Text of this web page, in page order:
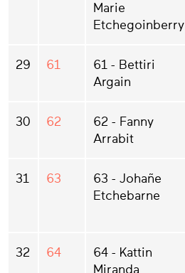
Marie
Etchegoinberry
29 61
61 - Bettiri
Argain
30 62
62 - Fanny
Arrabit
31 63
63 - Johañe
Etchebarne
32 64
64 - Kattin
Miranda